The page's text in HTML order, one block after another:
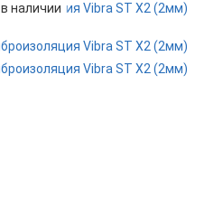
наличии